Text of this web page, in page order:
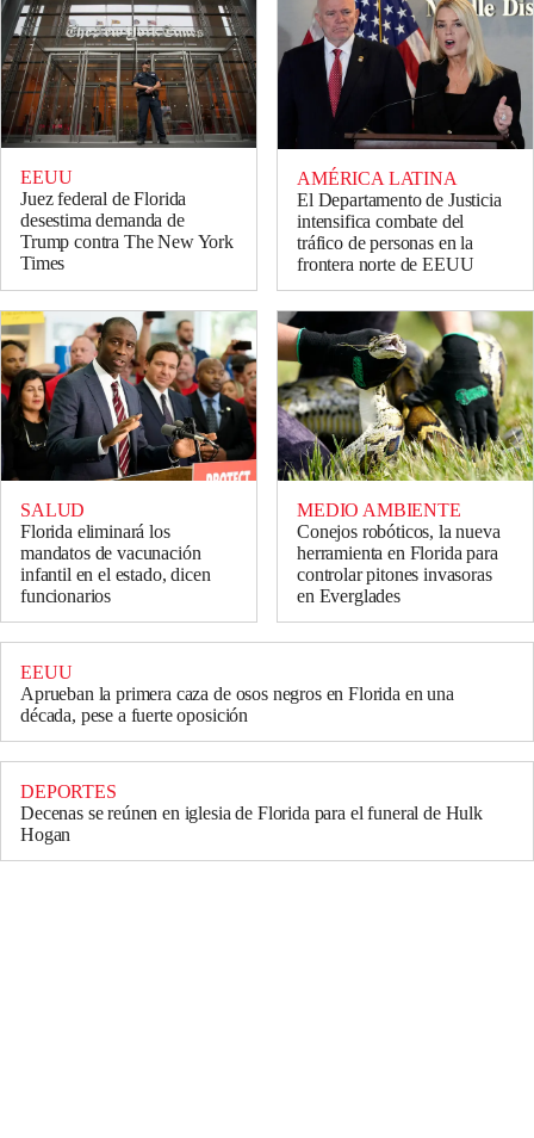
EEUU
Juez federal de Florida
desestima demanda de
Trump contra The New York
Times
AMÉRICA LATINA
El Departamento de Justicia
intensifica combate del
tráfico de personas en la
frontera norte de EEUU
SALUD
Florida eliminará los
mandatos de vacunación
infantil en el estado, dicen
funcionarios
MEDIO AMBIENTE
Conejos robóticos, la nueva
herramienta en Florida para
controlar pitones invasoras
en Everglades
EEUU
Aprueban la primera caza de osos negros en Florida en una
década, pese a fuerte oposición
DEPORTES
Decenas se reúnen en iglesia de Florida para el funeral de Hulk
Hogan